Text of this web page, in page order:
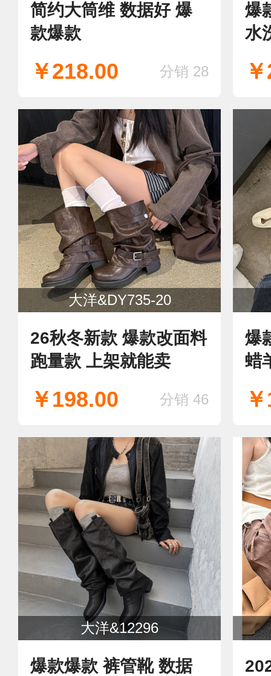
简约大筒维 数据好 爆
款爆款
￥218.00 分销 28
爆
水
大洋&DY735-20
26秋冬新款 爆款改面料
跑量款 上架就能卖
￥198.00 分销 46
爆款
蜡
大洋&12296
爆款爆款 裤管靴 数据